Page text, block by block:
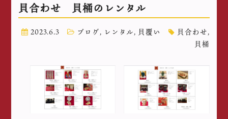
貝合わせ 貝桶のレンタル
2023.6.3 ブログ, レンタル, 貝覆い 貝合わせ,
貝桶